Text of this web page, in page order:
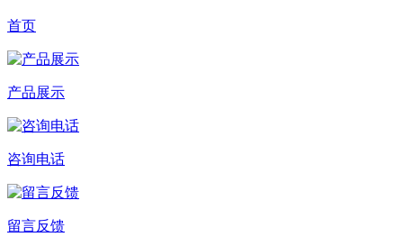
首页
产品展示
咨询电话
留言反馈